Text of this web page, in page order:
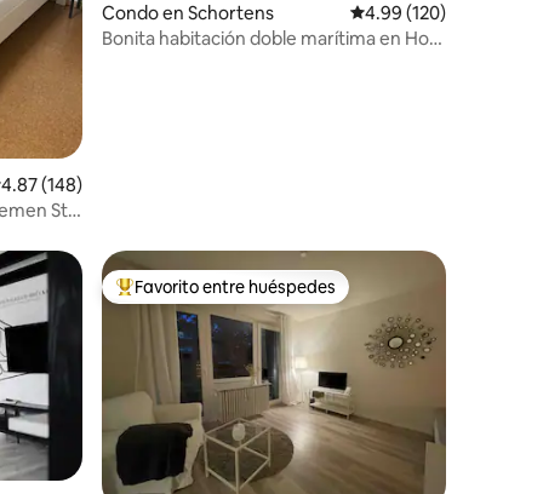
promedio: 4.87 de 5, 148 reseñas
4.87 (148)
St
Condo en Schortens Calificación promedio:
4.99 (120)
Bonita habitación doble marítima en Hof
Favorito entre huéspedes preferido
Favorito entre huéspedes